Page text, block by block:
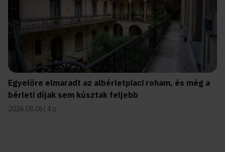
Egyelőre elmaradt az albérletpiaci roham, és még a
bérleti díjak sem kúsztak feljebb
2026.08.06 4 p